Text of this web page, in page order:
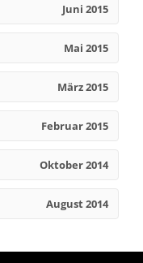
Juni 2015
Mai 2015
März 2015
Februar 2015
Oktober 2014
August 2014